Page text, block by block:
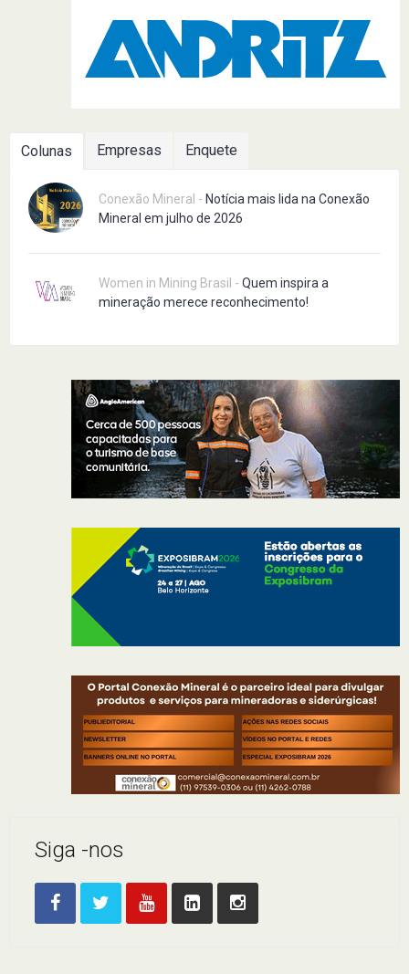
Colunas Empresas Enquete
Conexão Mineral - Notícia mais lida na Conexão
Mineral em julho de 2026
Women in Mining Brasil - Quem inspira a
mineração merece reconhecimento!
Siga -nos